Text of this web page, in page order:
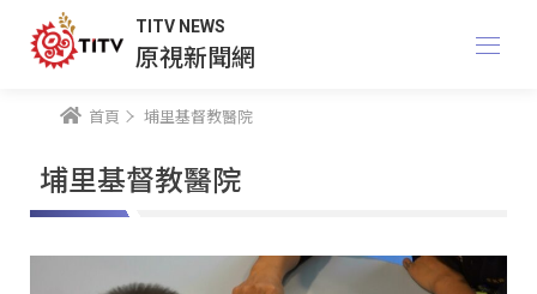
TITV NEWS
原視新聞網
首頁 埔里基督教醫院
埔里基督教醫院